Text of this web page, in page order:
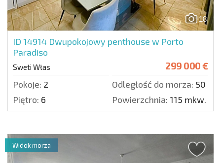
18
ID 14914 Dwupokojowy penthouse w Porto
Paradiso
Sweti Włas 299 000 €
Pokoje: 2 Odległość do morza: 50 m.
Piętro: 6 Powierzchnia: 115 mkw.
Widok morza